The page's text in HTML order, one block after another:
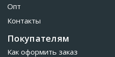
Опт
Контакты
Покупателям
Как оформить заказ